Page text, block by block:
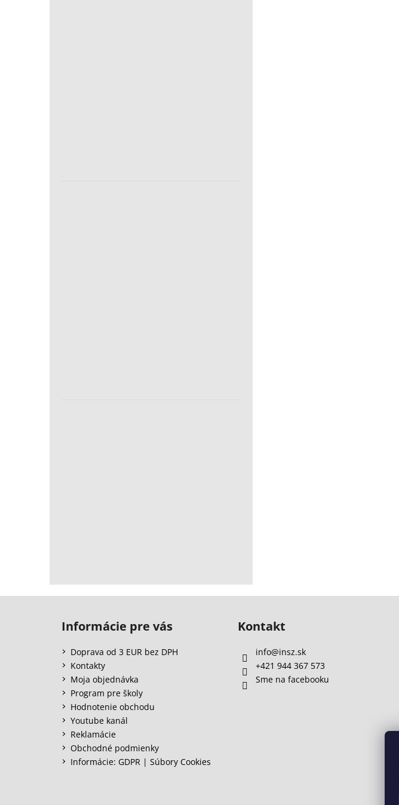
Informácie pre vás
Doprava od 3 EUR bez DPH
Kontakty
Moja objednávka
Program pre školy
Hodnotenie obchodu
Youtube kanál
Reklamácie
Obchodné podmienky
Informácie: GDPR | Súbory Cookies
Kontakt
info@insz.sk
+421 944 367 573
Sme na facebooku